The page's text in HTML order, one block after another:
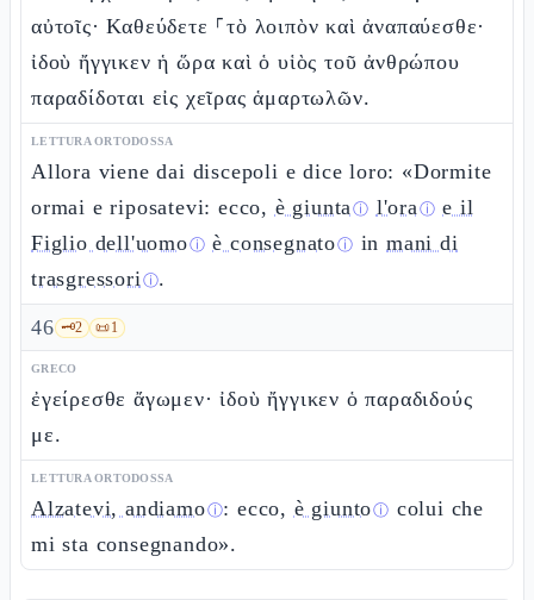
αὐτοῖς· Καθεύδετε ⸀τὸ λοιπὸν καὶ ἀναπαύεσθε·
ἰδοὺ ἤγγικεν ἡ ὥρα καὶ ὁ υἱὸς τοῦ ἀνθρώπου
παραδίδοται εἰς χεῖρας ἁμαρτωλῶν.
LETTURA ORTODOSSA
Allora viene dai discepoli e dice loro: «Dormite
ormai e riposatevi: ecco, è giuntaⓘ l'oraⓘ e il
Figlio dell'uomoⓘ è consegnatoⓘ inmani di
trasgressoriⓘ.
46 🗝️2 📜1
GRECO
ἐγείρεσθε ἄγωμεν· ἰδοὺ ἤγγικεν ὁ παραδιδούς
με.
LETTURA ORTODOSSA
Alzatevi, andiamoⓘ: ecco, è giuntoⓘ colui che
mi sta consegnando».